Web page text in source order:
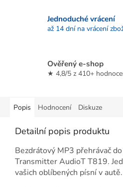
Jednoduché vrácení
až 14 dní na vrácení
Ověřený e-shop
★ 4,8/5 z 410+
Popis Hodnocení Diskuze
Detailní popis produktu
Bezdrátový MP3 přehrávač
Transmitter AudioT T819.
vašich oblíbených písní v autě.